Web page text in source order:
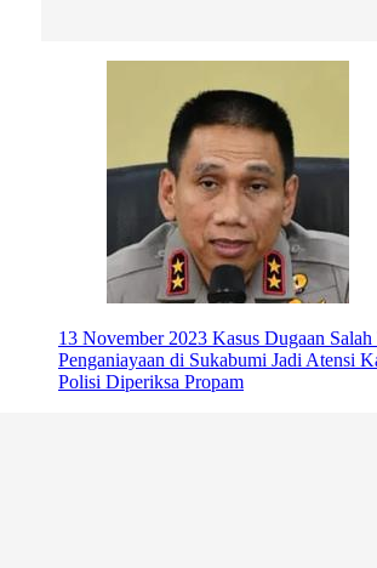
13 November 2023 Kasus Dugaan Salah
Penganiayaan di Sukabumi Jadi Atensi
Polisi Diperiksa Propam